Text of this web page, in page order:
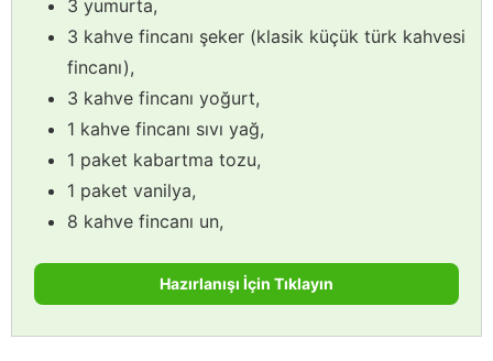
3 yumurta,
3 kahve fincanı şeker (klasik küçük türk kahvesi
fincanı),
3 kahve fincanı yoğurt,
1 kahve fincanı sıvı yağ,
1 paket kabartma tozu,
1 paket vanilya,
8 kahve fincanı un,
Hazırlanışı İçin Tıklayın